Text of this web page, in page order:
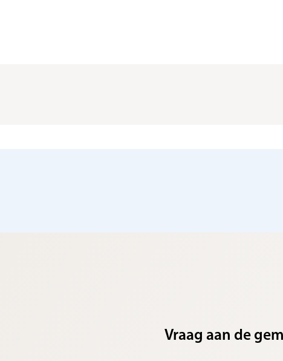
Vraag aan de